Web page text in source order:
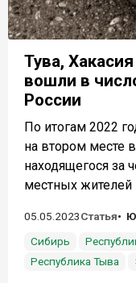
Тува,
вошли в
России
По итогам 2022
на втором месте
находящегося за
местных жителей
05.05.2023Статья
Сибирь
Республика Тыва